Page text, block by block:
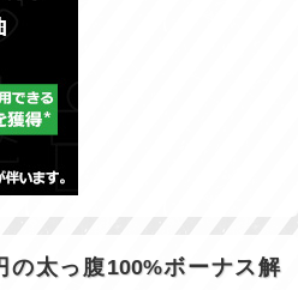
の太っ腹100%ボーナス解